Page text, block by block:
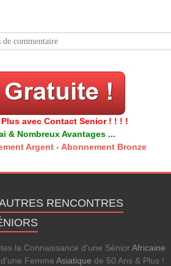
de commentaire
avec Contact Senior ! ! ! !
& Nombreux Avantages ...
Argent- Abonnement Bronze
RENCONTRES
la Connaissance d'une SéniorAfricaine
Femme Asiatique de 50 Ans & Plus !